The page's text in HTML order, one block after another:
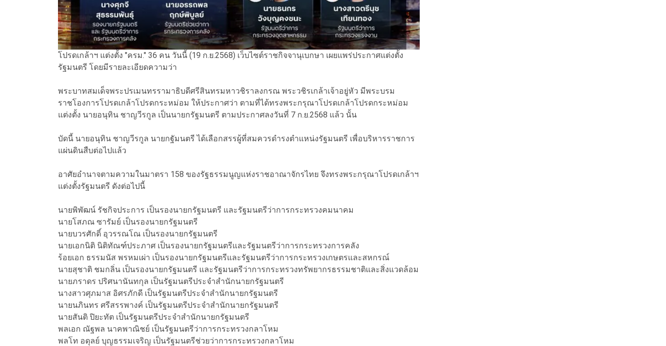
โปรดเกล้าฯ แต่งตั้ง "ครม." 36 คน วันนี้ (19 ก.ย.2568) เว็บไซต์ราชกิจจานุเบกษา เผยแพร่ประกาศแต่งตั้ง
รัฐมนตรี โดยมีรายละเอียดความว่า
พระบาทสมเด็จพระปรเมนทรรามาธิบดีศรีสินทรมหาวชิราลงกรณ พระวชิรเกล้าเจ้าอยู่หัว มีพระบรม
ราชโองการโปรดเกล้าโปรดกระหม่อม ให้ประกาศว่า ตามที่ได้ทรงพระกรุณาโปรดเกล้าโปรดกระหม่อม
แต่งตั้ง นายอนุทิน ชาญวีรกูล เป็นนายกรัฐมนตรี ตามประกาศลงวันที่ 7 ก.ย.2568 แล้ว นั้น
บัดนี้ นายอนุทิน ชาญวีรกูล นายกฐัมนตรี ได้เลือกสรรผู้ที่สมควรดำรงตำแหน่งรัฐมนตรี เพื่อบริหารราชการ
แผ่นดินสืบต่อไปแล้ว
อาศัยอำนาจตามความในมาตรา 158 ของรัฐธรรมนูญแห่งราชอาณาจักรไทย จึงทรงพระกรุณาโปรดเกล้าฯ
แต่งตั้งรัฐมนตรี ดังต่อไปนี้
นายพิพัฒน์ รัชกิจประการ เป็นรองนายกรัฐมนตรี และรัฐมนตรีว่าการกระทรวงคมนาคม
นายโสภณ ซารัมย์ เป็นรองนายกรัฐมนตรี
นายบวรศักดิ์ อุวรรณโณ เป็นรองนายกรัฐมนตรี
นายเอกนิติ นิติทัณฑ์ประภาศ เป็นรองนายกรัฐมนตรีและรัฐมนตรีว่าการกระทรวงการคลัง
ร้อยเอก ธรรมนัส พรหมเผ่า เป็นรองนายกรัฐมนตรีและรัฐมนตรีว่าการกระทรวงเกษตรและสหกรณ์
นายสุชาติ ชมกลิ่น เป็นรองนายกรัฐมนตรี และรัฐมนตรีว่าการกระทรวงทรัพยากรธรรมชาติและสิ่งแวดล้อม
นายภราดร ปริศนานันทกุล เป็นรัฐมนตรีประจำสำนักนายกรัฐมนตรี
นางสาวศุภมาส อิศรภักดี เป็นรัฐมนตรีประจำสำนักนายกรัฐมนตรี
นายนภินทร ศรีสรรพางค์ เป็นรัฐมนตรีประจำสำนักนายกรัฐมนตรี
นายสันติ ปิยะทัต เป็นรัฐมนตรีประจำสำนักนายกรัฐมนตรี
พลเอก ณัฐพล นาคพาณิชย์ เป็นรัฐมนตรีว่าการกระทรวงกลาโหม
พลโท อดุลย์ บุญธรรมเจริญ เป็นรัฐมนตรีช่วยว่าการกระทรวงกลาโหม